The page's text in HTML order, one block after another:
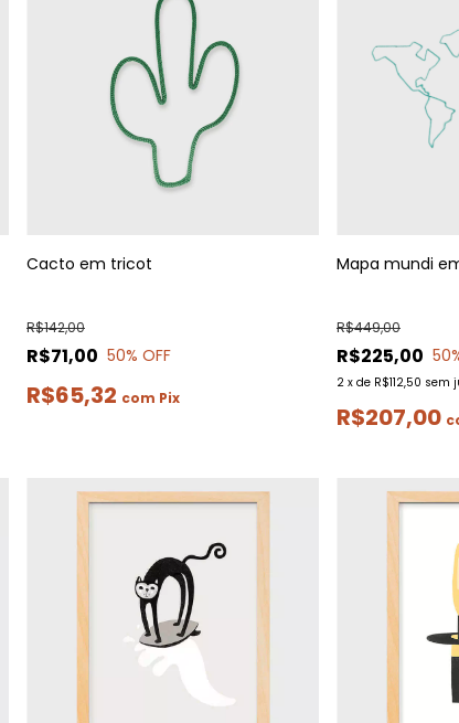
Cacto em tricot
R$71,00
R$142,00
50% OFF
R$65,32 com Pix
Mapa mundi
R$225,00
R$449,00
50
2 x de R$112,50 sem
R$207,00